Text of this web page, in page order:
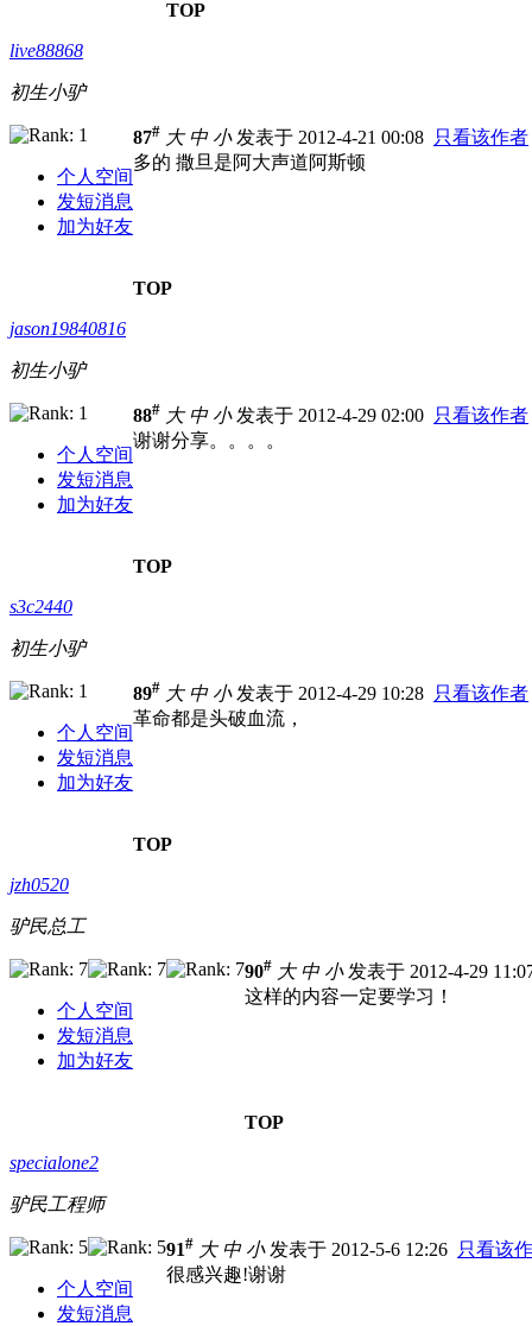
TOP
live88868
初生小驴
个人空间
发短消息
加为好友
87# 大 中 小发表于 2012-4-21 00:08 只看该作者
多的 撒旦是阿大声道阿斯顿
TOP
jason19840816
初生小驴
个人空间
发短消息
加为好友
88# 大 中 小发表于 2012-4-29 02:00 只看该作者
谢谢分享。。。。
TOP
s3c2440
初生小驴
个人空间
发短消息
加为好友
89# 大 中 小发表于 2012-4-29 10:28 只看该作者
革命都是头破血流，
TOP
jzh0520
驴民总工
个人空间
发短消息
加为好友
90# 大 中 小发表于 2012-4-29
这样的内容一定要学习！
TOP
specialone2
驴民工程师
个人空间
发短消息
91# 大 中 小发表于 2012-5-6 12:26 只看该
很感兴趣!谢谢